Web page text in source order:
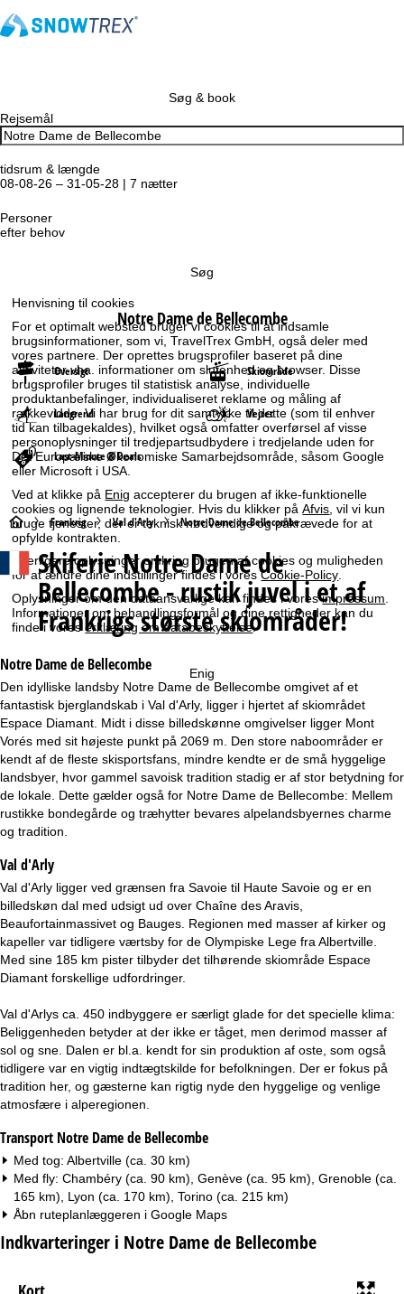
Henvisning til cookies
For et optimalt websted bruger vi cookies til at indsamle
brugsinformationer, som vi, TravelTrex GmbH, også deler med
vores partnere. Der oprettes brugsprofiler baseret på dine
aktiviteter vha. informationer om slutenhed og browser. Disse
brugsprofiler bruges til statistisk analyse, individuelle
produktanbefalinger, individualiseret reklame og måling af
rækkevidde. Vi har brug for dit samtykke til dette (som til enhver
tid kan tilbagekaldes), hvilket også omfatter overførsel af visse
personoplysninger til tredjepartsudbydere i tredjelande uden for
Det Europæiske Økonomiske Samarbejdsområde, såsom Google
eller Microsoft i USA.
Ved at klikke på Enig accepterer du brugen af ikke-funktionelle
cookies og lignende teknologier. Hvis du klikker påAfvis, vil vi kun
bruge tjenester, der er teknisk nødvendige og påkrævede for at
opfylde kontrakten.
Yderligere oplysninger omkring brugen af cookies og muligheden
for at ændre dine indstillinger findes i voresCookie-Policy
Oplysninger om den dataansvarlige kan findes i voresimpressum
Informationer om behandlingsformål og dine rettigheder kan du
finde i voreserklæring om databeskyttelse.
Enig
Søg & book
Rejsemål
tidsrum & længde
08-08-26 – 31-05-28 | 7 nætter
Personer
efter behov
Søg
Notre Dame de Bellecombe
Oversigt Skiområde
Langrend Vejret
Last-Minute & Deals
S
t
a
r
t
s
i
d
e
Frankrig Val d'Arly Notre Dame de Bellecombe
SkiferieNotre Dame de
Bellecombe - rustik juvel i et af
Frankrigs største skiområder!
Notre Dame de Bellecombe
Den idylliske landsby Notre Dame de Bellecombe omgivet af et
fantastisk bjerglandskab i Val d'Arly, ligger i hjertet af skiområdet
Espace Diamant. Midt i disse billedskønne omgivelser ligger Mont
Vorés med sit højeste punkt på 2069 m. Den store naboområder er
kendt af de fleste skisportsfans, mindre kendte er de små hyggelige
landsbyer, hvor gammel savoisk tradition stadig er af stor betydning for
de lokale. Dette gælder også for Notre Dame de Bellecombe: Mellem
rustikke bondegårde og træhytter bevares alpelandsbyernes charme
og tradition.
Val d'Arly
Val d'Arly ligger ved grænsen fra Savoie til Haute Savoie og er en
billedskøn dal med udsigt ud over Chaîne des Aravis,
Beaufortainmassivet og Bauges. Regionen med masser af kirker og
kapeller var tidligere værtsby for de Olympiske Lege fra Albertville.
Med sine 185 km pister tilbyder det tilhørende skiområde Espace
Diamant forskellige udfordringer.
Val d'Arlys ca. 450 indbyggere er særligt glade for det specielle klima:
Beliggenheden betyder at der ikke er tåget, men derimod masser af
sol og sne. Dalen er bl.a. kendt for sin produktion af oste, som også
tidligere var en vigtig indtægtskilde for befolkningen. Der er fokus på
tradition her, og gæsterne kan rigtig nyde den hyggelige og venlige
atmosfære i alperegionen.
Transport Notre Dame de Bellecombe
Med tog: Albertville (ca. 30 km)
Med fly: Chambéry (ca. 90 km), Genève (ca. 95 km), Grenoble (ca.
165 km), Lyon (ca. 170 km), Torino (ca. 215 km)
Åbn ruteplanlæggeren i Google Maps
Indkvarteringer i Notre Dame de Bellecombe